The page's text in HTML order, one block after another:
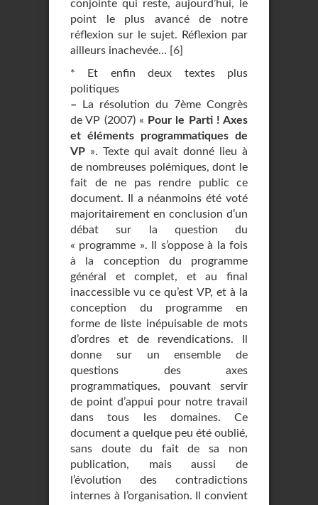
conjointe qui reste, aujourd’hui, le
point le plus avancé de notre
réflexion sur le sujet. Réflexion par
ailleurs inachevée… [6]
* Et enfin deux textes plus
politiques
– La résolution du 7ème Congrès
de VP (2007) « Pour le Parti ! Axes
et éléments programmatiques de
VP ». Texte qui avait donné lieu à
de nombreuses polémiques, dont le
fait de ne pas rendre public ce
document. Il a néanmoins été voté
majoritairement en conclusion d’un
débat sur la question du
« programme ». Il s’oppose à la fois
à la conception du programme
général et complet, et au final
inaccessible vu ce qu’est VP, et à la
conception du programme en
forme de liste inépuisable de mots
d’ordres et de revendications. Il
donne sur un ensemble de
questions des axes
programmatiques, pouvant servir
de point d’appui pour notre travail
dans tous les domaines. Ce
document a quelque peu été oublié,
sans doute du fait de sa non
publication, mais aussi de
l’évolution des contradictions
internes à l’organisation. Il convient